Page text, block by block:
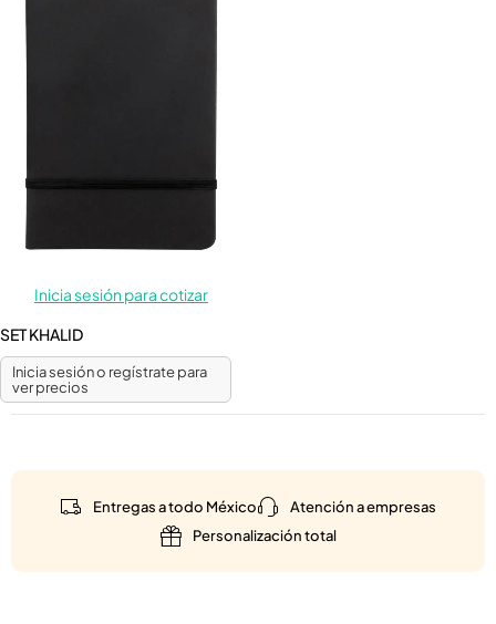
Inicia sesión para cotizar
SET KHALID
Inicia sesión o regístrate para
ver precios
Entregas a todo México
Atención a empresas
Personalización total